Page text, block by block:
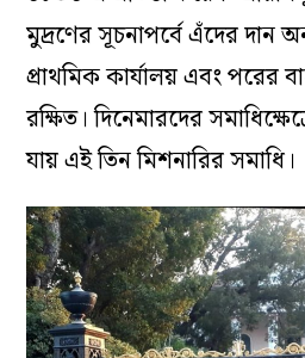
মুদ্রণের সূচনাপর্বে এঁদের দান
প্রাথমিক কার্যালয় এবং পরের
রক্ষিত। দিনেমারদের
যায় এই তিন মিশনারির সমাধি।